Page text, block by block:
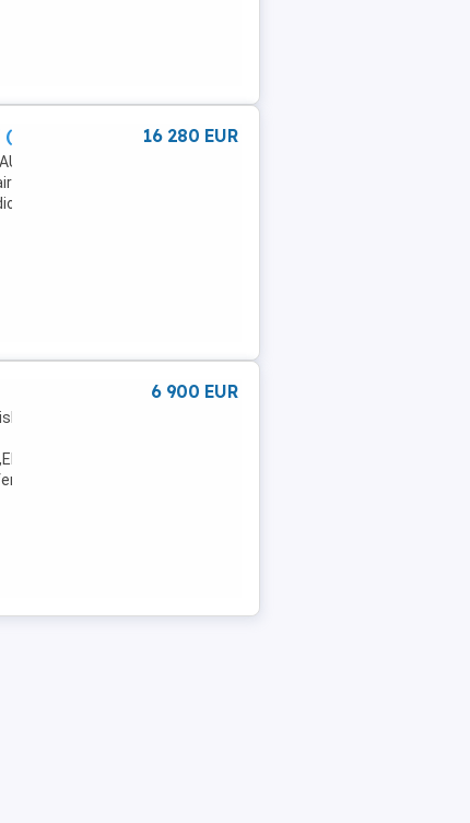
PS), Sch... 16 280 EUR
Colt ClearTec 35 Jahre Plus**TÜV
6 900 EUR